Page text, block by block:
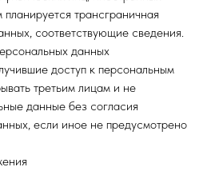
трансграничная
соответствующие сведения.
данных
доступ к персональным
третьим лицам и не
данные без согласия
если иное не предусмотрено